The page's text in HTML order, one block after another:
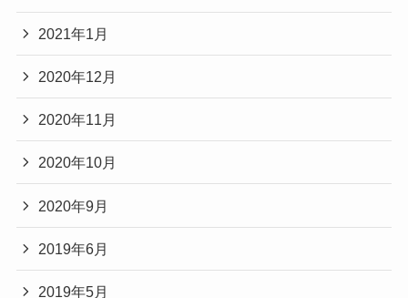
2021年1月
2020年12月
2020年11月
2020年10月
2020年9月
2019年6月
2019年5月